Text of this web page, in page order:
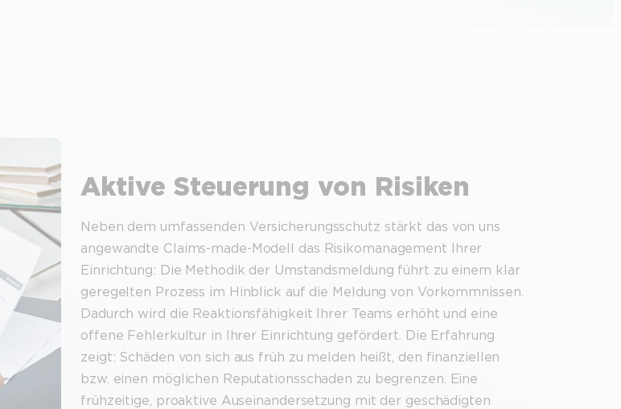
Aktive Steuerung von Risiken
Neben dem umfassenden Versicherungsschutz stärkt das von uns
angewandte Claims-made-Modell das Risikomanagement Ihrer
Einrichtung: Die Methodik der Umstandsmeldung führt zu einem klar
geregelten Prozess im Hinblick auf die Meldung von Vorkommnissen.
Dadurch wird die Reaktionsfähigkeit Ihrer Teams erhöht und eine
offene Fehlerkultur in Ihrer Einrichtung gefördert. Die Erfahrung
zeigt: Schäden von sich aus früh zu melden heißt, den finanziellen
bzw. einen möglichen Reputationsschaden zu begrenzen. Eine
frühzeitige, proaktive Auseinandersetzung mit der geschädigten